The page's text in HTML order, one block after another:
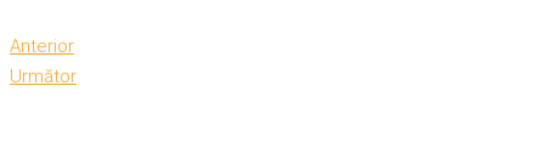
Anterior
Următor